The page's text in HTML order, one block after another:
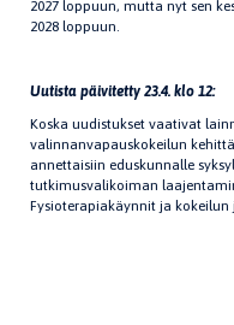
2027 loppuun, mutta nyt sen
2028 loppuun.
Uutista päivitetty 23.4. klo 12:
Koska uudistukset vaativat
valinnanvapauskokeilun
annettaisiin eduskunnalle
tutkimusvalikoiman
Fysioterapiakäynnit ja